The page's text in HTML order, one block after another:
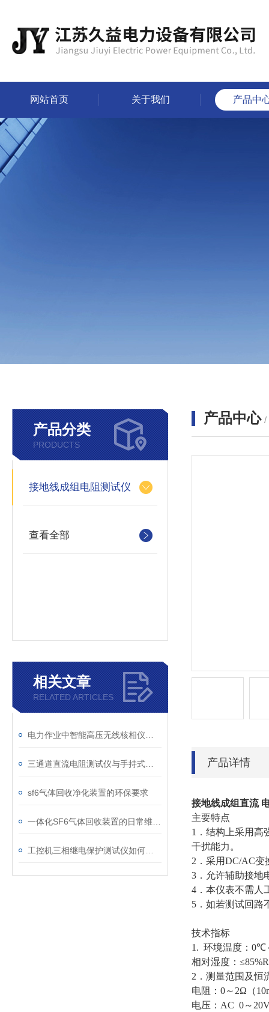
网站首页 关于我们 产品中
产品分类
PRODUCTS
接地线成组电阻测试仪
查看全部
相关文章
RELATED ARTICLES
sf6气体回收净化装置的环保要求
产品中心 /
产品详情
接地线成组直流
主要特点
1 ．结构上采用
干扰能力。
2 ．采用DC/AC变
3 ．允许辅助接地
4 ．本仪表不需人
5 ．如若测试回路
技术指标
1. 环境温度： 0℃
相对湿度：
2 ．测量范围及恒
电阻： 0～ 2Ω （
电压： AC 0～